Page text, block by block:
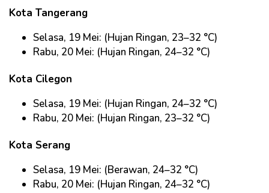
Kota Tangerang
Selasa, 19 Mei: (Hujan Ringan, 23–32 °C)
Rabu, 20 Mei: (Hujan Ringan, 24–32 °C)
Kota Cilegon
Selasa, 19 Mei: (Hujan Ringan, 24–32 °C)
Rabu, 20 Mei: (Hujan Ringan, 23–32 °C)
Kota Serang
Selasa, 19 Mei: (Berawan, 24–32 °C)
Rabu, 20 Mei: (Hujan Ringan, 24–32 °C)